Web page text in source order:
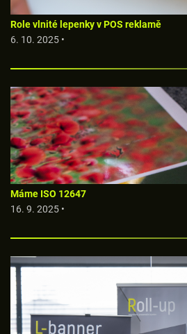
Role vlnité lepenky v POS reklamě
6. 10. 2025 •
Máme ISO 12647
16. 9. 2025 •